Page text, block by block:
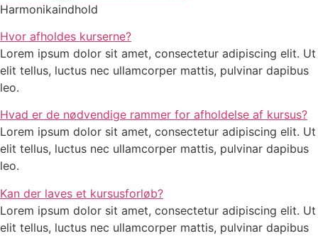
Harmonikaindhold
Hvor afholdes kurserne?
Lorem ipsum dolor sit amet, consectetur adipiscing elit. Ut
elit tellus, luctus nec ullamcorper mattis, pulvinar dapibus
leo.
Hvad er de nødvendige rammer for afholdelse af kursus?
Lorem ipsum dolor sit amet, consectetur adipiscing elit. Ut
elit tellus, luctus nec ullamcorper mattis, pulvinar dapibus
leo.
Kan der laves et kursusforløb?
Lorem ipsum dolor sit amet, consectetur adipiscing elit. Ut
elit tellus, luctus nec ullamcorper mattis, pulvinar dapibus